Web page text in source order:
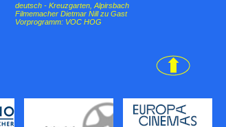
deutsch - Kreuzgarten, Alpirsbach
Filmemacher Dietmar Nill zu Gast
Vorprogramm: VOC HOG